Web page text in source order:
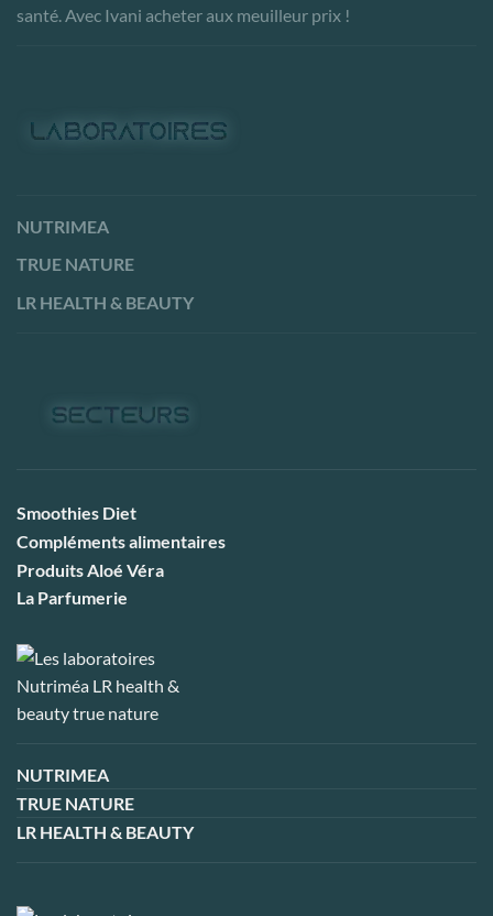
santé. Avec Ivani acheter aux meuilleur prix !
NUTRIMEA
TRUE NATURE
LR HEALTH & BEAUTY
Smoothies Diet
Compléments alimentaires
Produits Aloé Véra
La Parfumerie
NUTRIMEA
TRUE NATURE
LR HEALTH & BEAUTY